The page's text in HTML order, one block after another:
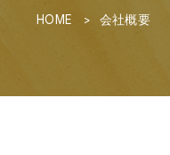
HOME 会社概要